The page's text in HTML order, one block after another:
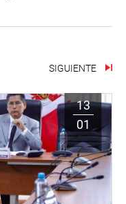
SIGUIENTE
13
01